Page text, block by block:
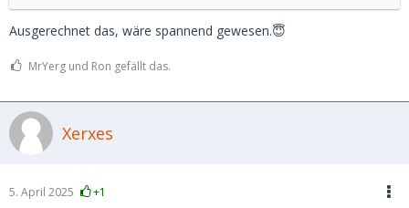
Ausgerechnet das, wäre spannend gewesen.😇
MrYerg und Ron gefällt das.
Xerxes
5. April 2025 +1